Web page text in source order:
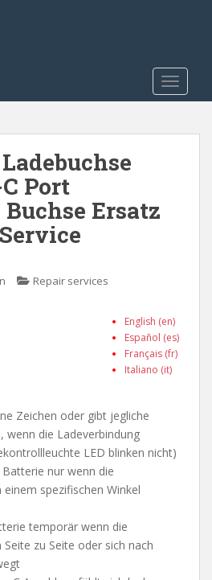
Port
Ersatz
Repair services
English (en)
Español (es)
Français (fr)
Italiano (it)
Zeichen oder gibt jegliche
wenn die Ladeverbindung
LED blinken nicht)
nur wenn die
spezifischen Winkel
temporär wenn die
zu Seite oder sich nach